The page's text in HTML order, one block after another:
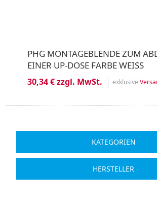
PHG MONTAGEBLENDE ZUM
EINER UP-DOSE FARBE WEISS
30,34 € zzgl. MwSt. exklusive
KATEGORIEN
HERSTELLER